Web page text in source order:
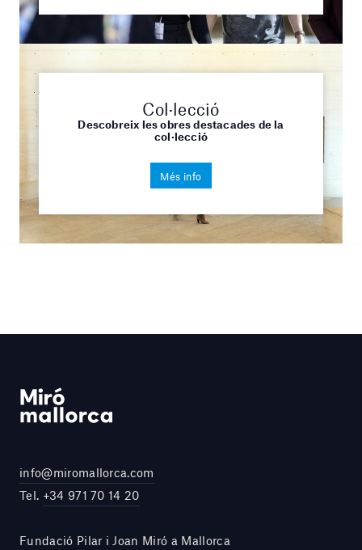
Col·lecció
Descobreix les obres destacades de la
col·lecció
Més info
info@miromallorca.com
Tel. +34 971 70 14 20
Fundació Pilar i Joan Miró a Mallorca